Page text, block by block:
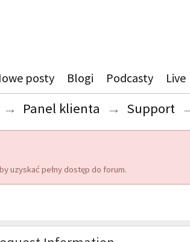
posty Blogi Podcasty Live
→ Panel klienta → Support
uzyskać pełny dostęp do forum.